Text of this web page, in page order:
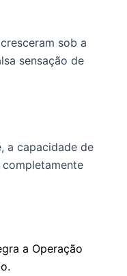
sob a
sensação de
a capacidade de
a Operação